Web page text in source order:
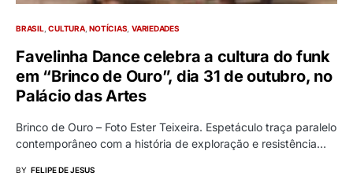
BRASIL CULTURA NOTÍCIAS VARIEDADES
Favelinha Dance celebra a cultura do funk
em “Brinco de Ouro”, dia 31 de outubro, no
Palácio das Artes
Brinco de Ouro – Foto Ester Teixeira. Espetáculo traça paralelo
contemporâneo com a história de exploração e resistência…
BY FELIPE DE JESUS